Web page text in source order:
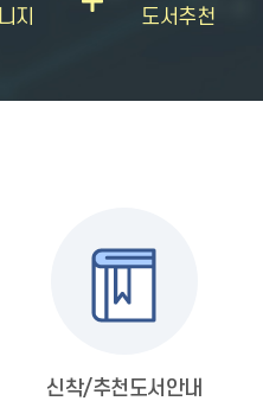
지
도서추천
신착/추천도서안내